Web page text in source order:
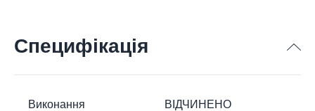
Специфікація
Виконання ВІДЧИНЕНО